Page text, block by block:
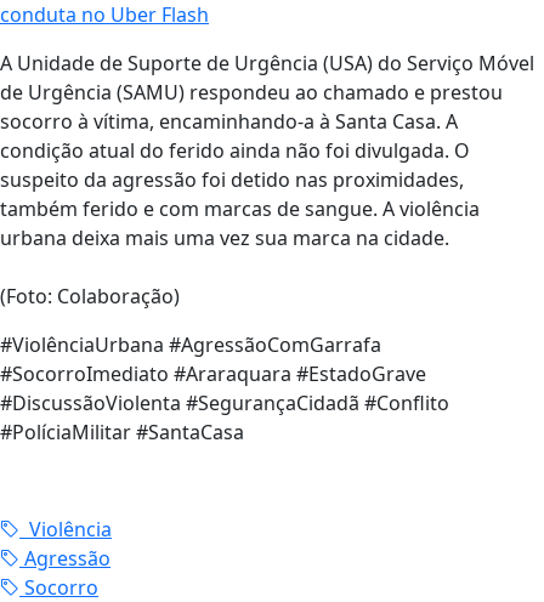
conduta no Uber Flash
A Unidade de Suporte de Urgência (USA) do Serviço Móvel
de Urgência (SAMU) respondeu ao chamado e prestou
socorro à vítima, encaminhando-a à Santa Casa. A
condição atual do ferido ainda não foi divulgada. O
suspeito da agressão foi detido nas proximidades,
também ferido e com marcas de sangue. A violência
urbana deixa mais uma vez sua marca na cidade.
(Foto: Colaboração)
#ViolênciaUrbana #AgressãoComGarrafa
#SocorroImediato #Araraquara #EstadoGrave
#DiscussãoViolenta #SegurançaCidadã #Conflito
#PolíciaMilitar #SantaCasa
Violência
Agressão
Socorro